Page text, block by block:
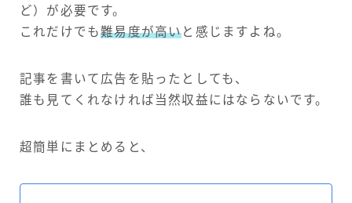
ど）が必要です。
これだけでも難易度が高いと感じますよね。
記事を書いて広告を貼ったとしても、
誰も見てくれなければ当然収益にはならないです。
超簡単にまとめると、